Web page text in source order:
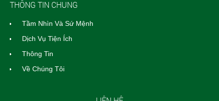
THÔNG TIN CHUNG
Tầm Nhìn Và Sứ Mệnh
Dịch Vụ Tiện Ích
Thông Tin
Về Chúng Tôi